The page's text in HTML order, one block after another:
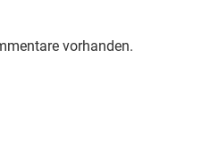
vorhanden.